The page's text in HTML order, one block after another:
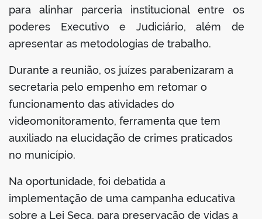
para alinhar parceria institucional entre os
poderes Executivo e Judiciário, além de
apresentar as metodologias de trabalho.
Durante a reunião, os juízes parabenizaram a
secretaria pelo empenho em retomar o
funcionamento das atividades do
videomonitoramento, ferramenta que tem
auxiliado na elucidação de crimes praticados
no município.
Na oportunidade, foi debatida a
implementação de uma campanha educativa
sobre a Lei Seca, para preservação de vidas a